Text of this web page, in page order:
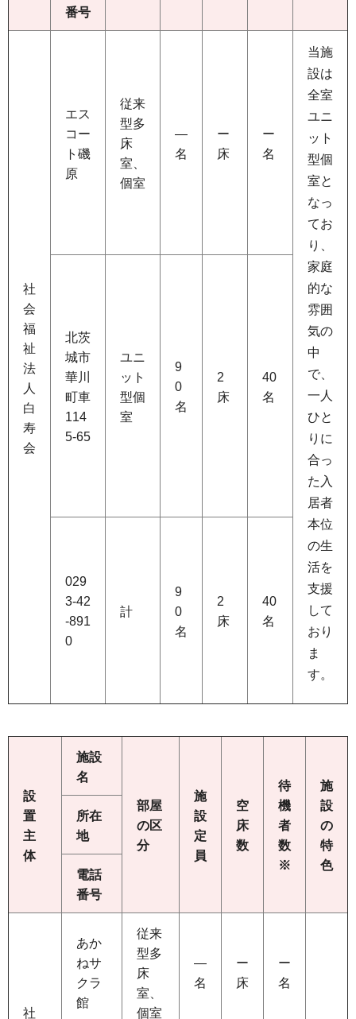
番号
社
会
福
祉
法
人
白
寿
会
エス
コー
ト磯
原
従来
型多
床
室、
個室
―
名
ー
床
ー
名
当施
設は
全室
ユニ
ット
型個
室と
なっ
てお
り、
家庭
的な
雰囲
気の
中
で、
一人
ひと
りに
合っ
た入
居者
本位
の生
活を
支援
して
おり
ま
す。
北茨
城市
華川
町車
114
5-65
ユニ
ット
型個
室
9
0
名
2
床
40
名
029
3-42
-891
0
計
9
0
名
2
床
40
名
設
置
主
体
施設
名
部屋
の区
分
施
設
定
員
空
床
数
待
機
者
数
※
施
設
の
特
色
所在
地
電話
番号
社
あか
ねサ
クラ
館
従来
型多
床
室、
個室
―
名
ー
床
ー
名